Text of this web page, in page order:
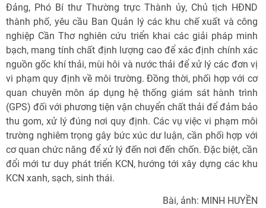
Đảng, Phó Bí thư Thường trực Thành ủy, Chủ tịch HĐND
thành phố, yêu cầu Ban Quản lý các khu chế xuất và công
nghiệp Cần Thơ nghiên cứu triển khai các giải pháp minh
bạch, mang tính chất định lượng cao để xác định chính xác
nguồn gốc khí thải, mùi hôi và nước thải để xử lý các đơn vị
vi phạm quy định về môi trường. Đồng thời, phối hợp với cơ
quan chuyên môn áp dụng hệ thống giám sát hành trình
(GPS) đối với phương tiện vận chuyển chất thải để đảm bảo
thu gom, xử lý đúng nơi quy định. Các vụ việc vi phạm môi
trường nghiêm trọng gây bức xúc dư luận, cần phối hợp với
cơ quan chức năng để xử lý đến nơi đến chốn. Đặc biệt, cần
đổi mới tư duy phát triển KCN, hướng tới xây dựng các khu
KCN xanh, sạch, sinh thái.
Bài, ảnh: MINH HUYỀN